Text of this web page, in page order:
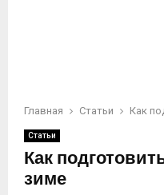
Главная Статьи Как
Статьи
Как
зиме